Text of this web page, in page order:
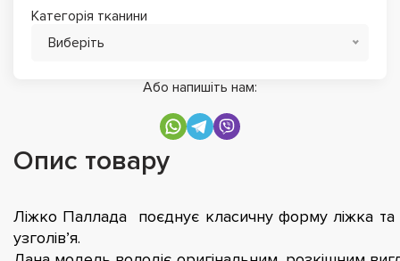
Категорія тканини
Виберіть
Або напишіть нам:
Опис товару
Ліжко Паллада поєднує класичну форму ліжка та
узголів’я.